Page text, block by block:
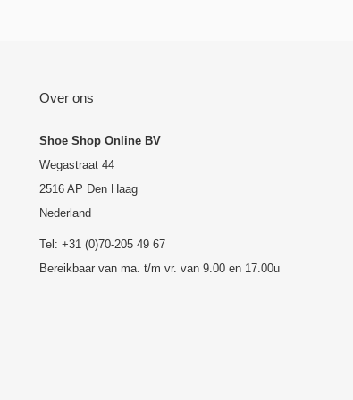
Over ons
Shoe Shop Online BV
Wegastraat 44
2516 AP Den Haag
Nederland
Tel: +31 (0)70-205 49 67
Bereikbaar van ma. t/m vr. van 9.00 en 17.00u